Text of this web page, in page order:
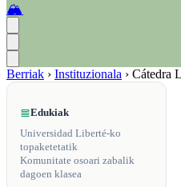
🏔️
Berriak › Instituzionala › Cátedra
Edukiak
Universidad Liberté-ko
topaketetatik
Komunitate osoari zabalik
dagoen klasea